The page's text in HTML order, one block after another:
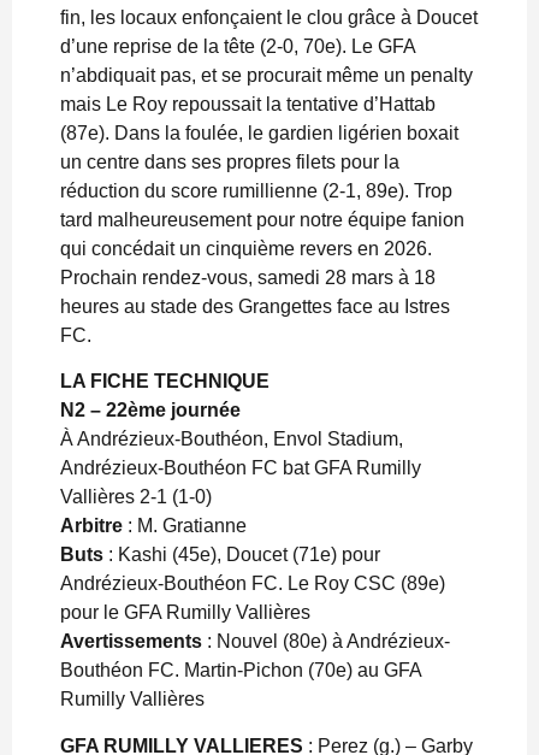
fin, les locaux enfonçaient le clou grâce à Doucet
d’une reprise de la tête (2-0, 70e). Le GFA
n’abdiquait pas, et se procurait même un penalty
mais Le Roy repoussait la tentative d’Hattab
(87e). Dans la foulée, le gardien ligérien boxait
un centre dans ses propres filets pour la
réduction du score rumillienne (2-1, 89e). Trop
tard malheureusement pour notre équipe fanion
qui concédait un cinquième revers en 2026.
Prochain rendez-vous, samedi 28 mars à 18
heures au stade des Grangettes face au Istres
FC.
LA FICHE TECHNIQUE
N2 – 22ème journée
À Andrézieux-Bouthéon, Envol Stadium,
Andrézieux-Bouthéon FC bat GFA Rumilly
Vallières 2-1 (1-0)
Arbitre : M. Gratianne
Buts : Kashi (45e), Doucet (71e) pour
Andrézieux-Bouthéon FC. Le Roy CSC (89e)
pour le GFA Rumilly Vallières
Avertissements : Nouvel (80e) à Andrézieux-
Bouthéon FC. Martin-Pichon (70e) au GFA
Rumilly Vallières
GFA RUMILLY VALLIERES : Perez (g.) – Garby